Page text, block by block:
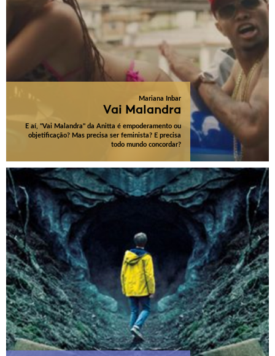
Mariana Inbar
Vai Malandra
E aí, "Vai Malandra" da Anitta é empoderamento ou
objetificação? Mas precisa ser feminista? E precisa
todo mundo concordar?